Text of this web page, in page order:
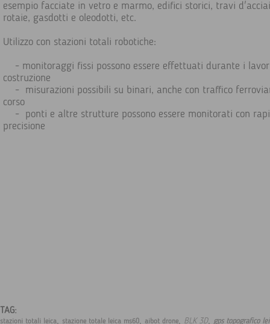
esempio facciate in vetro e marmo, edifici storici, travi
rotaie, gasdotti e oleodotti, etc.
Utilizzo con stazioni totali robotiche:
- monitoraggi fissi possono essere effettuati durante i
costruzione
- misurazioni possibili su binari, anche con traffico
corso
- ponti e altre strutture possono essere monitorati con
precisione
TAG:
stazioni totali leica, stazione totale leica ms60, aibot drone, BLK 3D, gps topografico